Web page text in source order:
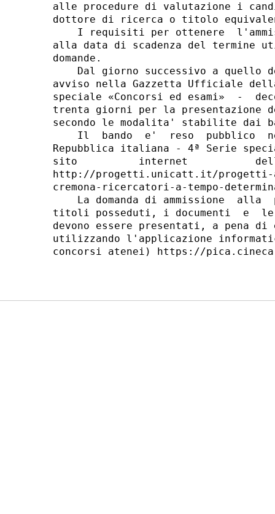
alle procedure di valutazione i
dottore di ricerca o titolo
I requisiti per ottenere
alla data di scadenza del termine
domande.
Dal giorno successivo a quello
avviso nella Gazzetta Ufficiale
speciale «Concorsi ed esami»  -
trenta giorni per la presentazione
secondo le modalita' stabilite dai
Il  bando  e'  reso  pubblico
Repubblica italiana - 4ª Serie
sito          internet
http://progetti.unicatt.it/progetti-
cremona-ricercatori-a-tempo-
La domanda di ammissione  alla
titoli posseduti, i documenti  e
devono essere presentati, a pena
utilizzando l'applicazione
concorsi atenei) https://